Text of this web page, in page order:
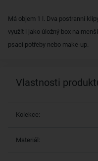
Má objem 1 l. Dva postranní
využít i jako úložný box na
psací potřeby nebo make-up.
Vlastnosti
Kolekce:
Materiál: